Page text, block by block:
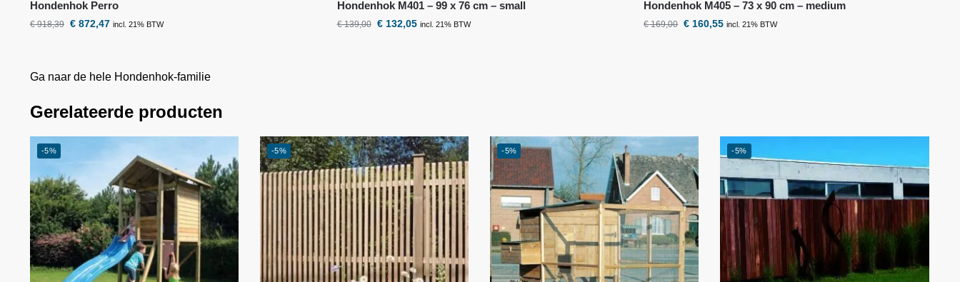
Hondenhok Perro
€918,39 €872,47 incl. 21% BTW
Hondenhok M401 – 99 x 76 cm – small
€139,00 €132,05 incl. 21% BTW
Hondenhok M405 – 73 x 90 cm – medium
€169,00 € 160,55 incl. 21% BTW
Ga naar de hele Hondenhok-familie
Gerelateerde producten
-5% -5% -5% -5%